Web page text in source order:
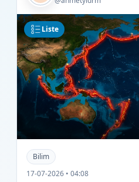
Liste
Bilim
17-07-2026 • 04:08